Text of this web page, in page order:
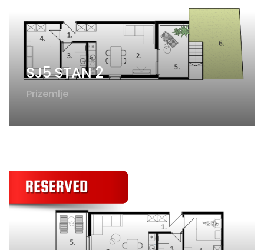
SJ5 STAN 2
Prizemlje